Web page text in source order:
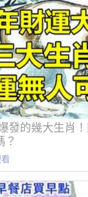
發的幾大生肖！
？